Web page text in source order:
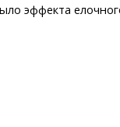
эффекта